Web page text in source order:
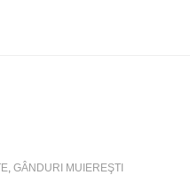
, GÂNDURI MUIEREŞTI